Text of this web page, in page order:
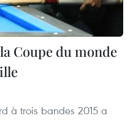
Coupe du monde
à trois bandes 2015 a